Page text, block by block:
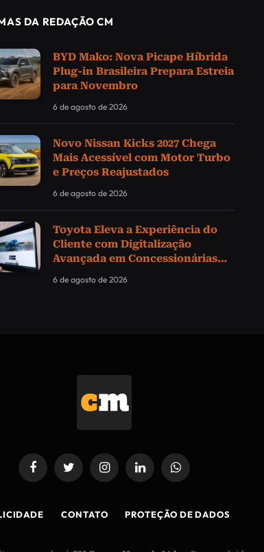
DA REDAÇÃO CM
BYD Mako: Nova Picape Híbrida
Plug-in Brasileira Prepara Estreia
para Novembro
6 de agosto de 2026
Novo Nissan Kicks 2027 Chega
Mais Acessível com Motor Turbo
e Preços Reajustados
6 de agosto de 2026
Toyota Eleva a Experiência do
Cliente com Digitalização
Avançada em Concessionárias
6 de agosto de 2026
FacebookTwitterInstagramLinkedInWhatsApp
CONTATO PROTEÇÃO DE DADOS